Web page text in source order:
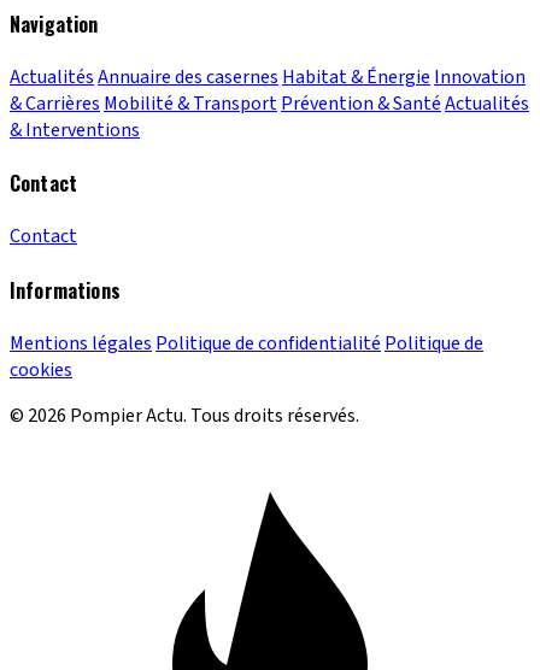
Navigation
ActualitésAnnuaire des casernes Habitat & Énergie Innovation
& Carrières Mobilité & TransportPrévention & SantéActualités
& Interventions
Contact
Contact
Informations
Mentions légales Politique de confidentialité Politique de
cookies
© 2026 Pompier Actu. Tous droits réservés.